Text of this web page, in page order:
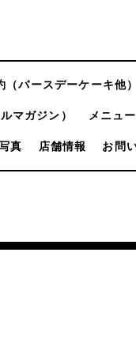
（バースデーケーキ他）
マガジン） メニュ
真 店舗情報 お問